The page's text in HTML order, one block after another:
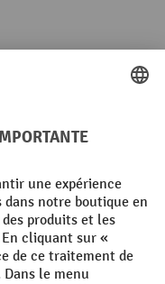
de cookies
possible delivery charges,